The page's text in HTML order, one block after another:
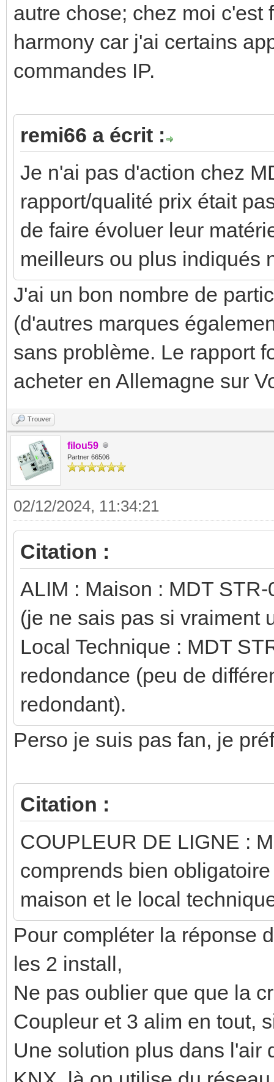
autre chose; chez moi
harmony car j'ai certains
commandes IP.
remi66 a écrit :
Je n'ai pas d'action chez
rapport/qualité prix était
de faire évoluer leur
meilleurs ou plus indiqués
J'ai un bon nombre de
(d'autres marques
sans problème. Le rapport
acheter en Allemagne sur
Trouver
filou59
Partner 66506
02/12/2024, 11:34:21
Citation :
ALIM : Maison : MDT
(je ne sais pas si vraiment
Local Technique : MDT
redondance (peu de
redondant).
Perso je suis pas fan, je
Citation :
COUPLEUR DE LIGNE :
comprends bien
maison et le local
Pour compléter la réponse
les 2 install,
Ne pas oublier que que la
Coupleur et 3 alim en tout,
Une solution plus dans l'air